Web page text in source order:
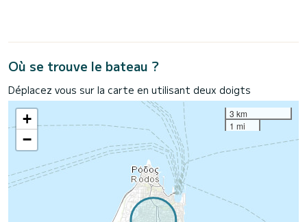
Où se trouve le bateau ?
Déplacez vous sur la carte en utilisant deux doigts
+
−
3 km
1 mi